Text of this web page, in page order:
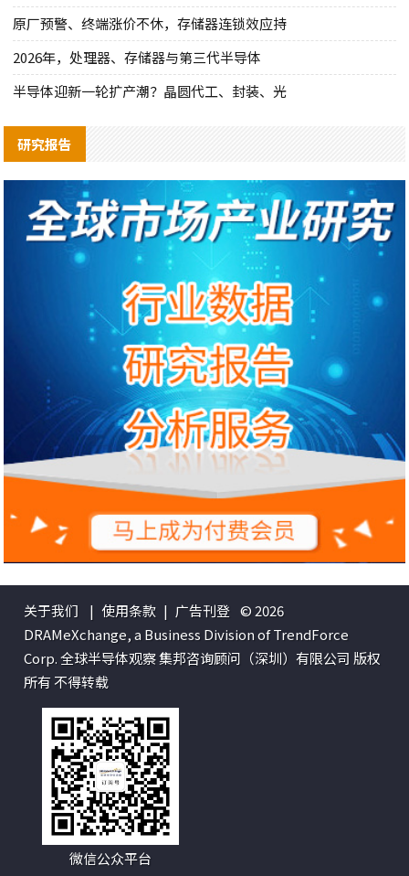
原厂预警、终端涨价不休，存储器连锁效应持
2026年，处理器、存储器与第三代半导体
半导体迎新一轮扩产潮？晶圆代工、封装、光
研究报告
关于我们 | 使用条款 | 广告刊登 © 2026
DRAMeXchange, a Business Division of TrendForce
Corp. 全球半导体观察 集邦咨询顾问（深圳）有限公司 版权
所有 不得转载
微信公众平台